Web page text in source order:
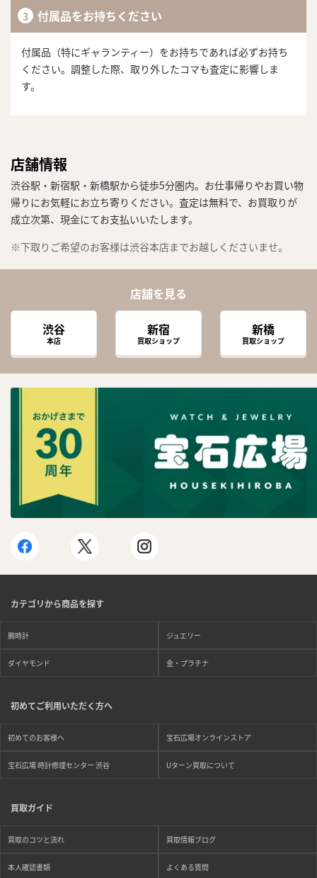
付属品をお持ちください
付属品（特にギャランティー）をお持ちであれば必ずお持ち
ください。調整した際、取り外したコマも査定に影響しま
す。
店舗情報
渋谷駅・新宿駅・新橋駅から徒歩5分圏内。お仕事帰りやお買い物
帰りにお気軽にお立ち寄りください。査定は無料で、お買取りが
成立次第、現金にてお支払いいたします。
※下取りご希望のお客様は渋谷本店までお越しくださいませ。
店舗を見る
渋谷
本店
新宿
買取ショップ
新橋
買取ショップ
カテゴリから商品を探す
腕時計 ジュエリー
ダイヤモンド 金・プラチナ
初めてご利用いただく方へ
初めてのお客様へ 宝石広場オンラインストア
宝石広場 時計修理センター 渋谷 Uターン買取について
買取ガイド
買取のコツと流れ 買取情報ブログ
本人確認書類 よくある質問